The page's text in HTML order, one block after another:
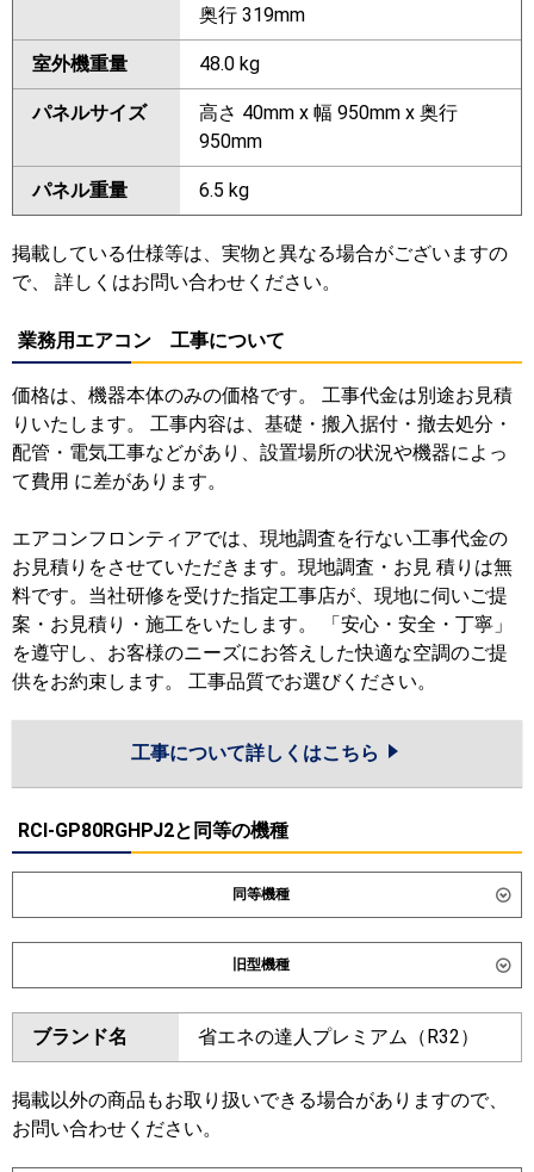
奥行 319mm
室外機重量 48.0 kg
パネルサイズ
高さ 40mm x 幅 950mm x 奥行
950mm
パネル重量 6.5 kg
掲載している仕様等は、実物と異なる場合がございますの
で、 詳しくはお問い合わせください。
業務用エアコン 工事について
価格は、機器本体のみの価格です。 工事代金は別途お見積
りいたします。 工事内容は、基礎・搬入据付・撤去処分・
配管・電気工事などがあり、設置場所の状況や機器によっ
て費用 に差があります。
エアコンフロンティアでは、現地調査を行ない工事代金の
お見積りをさせていただきます。現地調査・お見 積りは無
料です。当社研修を受けた指定工事店が、現地に伺いご提
案・お見積り・施工をいたします。 「安心・安全・丁寧」
を遵守し、お客様のニーズにお答えした快適な空調のご提
供をお約束します。 工事品質でお選びください。
工事について詳しくはこちら
RCI-GP80RGHPJ2と同等の機種
同等機種
ダイキン SSRC80DNVD SSRC80DVD
SSRUC80DVD
東芝
三菱電機 PLZX-ZRMP80SHF6 PLZX-
ZRMP80SHLF6 PLZX-
ZRMP80SHBF6
旧型機種
ダイキン SSRC80CVD SSRC80CNVD
SSRUC80CVD SSRC80BYNVD
SSRC80BYVD SSRUC80BYVD
SSRC80BJVD SSRC80BJNVD
SSRJC80BJVD
ブランド名 省エネの達人プレミアム（R32）
掲載以外の商品もお取り扱いできる場合がありますので、
お問い合わせください。